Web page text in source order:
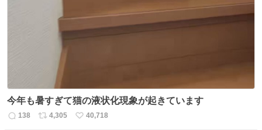
今年も暑すぎて猫の液状化現象が起きています
返
138
リ
4,305
い
40,718